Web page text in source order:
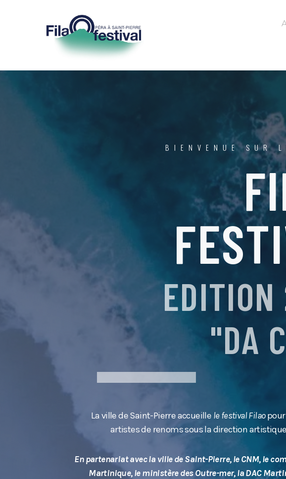
BIENVENUE SUR
"DA
La ville de Saint-Pierre accueille le festival Filaopour
artistes de renoms sous la direction
En partenariat avec la ville de Saint-Pierre, le CNM, le
Martinique, le ministère des Outre-mer, la DAC